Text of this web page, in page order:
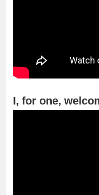
I, for one,